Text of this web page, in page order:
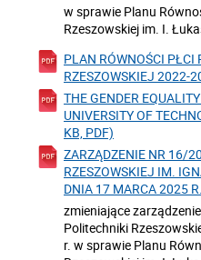
w sprawie Planu
Rzeszowskiej im. I.
PLAN RÓWNOŚCI PŁCI
RZESZOWSKIEJ 2022-
THE GENDER
UNIVERSITY OF
KB, PDF)
ZARZĄDZENIE NR 16/
RZESZOWSKIEJ IM.
DNIA 17 MARCA 2025
zmieniające
Politechniki
r. w sprawie Planu